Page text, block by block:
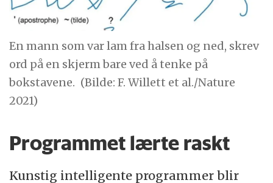
En mann som var lam fra halsen og ned, skrev
ord på en skjerm bare ved å tenke på
bokstavene. (Bilde: F. Willett et al./Nature
2021)
Programmet lærte raskt
Kunstig intelligente programmer blir